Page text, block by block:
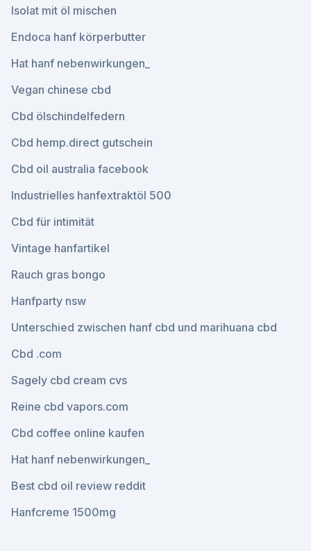
Isolat mit öl mischen
Endoca hanf körperbutter
Hat hanf nebenwirkungen_
Vegan chinese cbd
Cbd ölschindelfedern
Cbd hemp.direct gutschein
Cbd oil australia facebook
Industrielles hanfextraktöl 500
Cbd für intimität
Vintage hanfartikel
Rauch gras bongo
Hanfparty nsw
Unterschied zwischen hanf cbd und marihuana cbd
Cbd .com
Sagely cbd cream cvs
Reine cbd vapors.com
Cbd coffee online kaufen
Hat hanf nebenwirkungen_
Best cbd oil review reddit
Hanfcreme 1500mg